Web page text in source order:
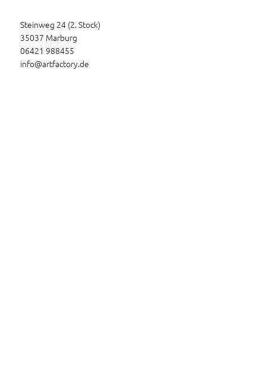
Steinweg 24 (2. Stock)
35037 Marburg
06421 988455
info@artfactory.de